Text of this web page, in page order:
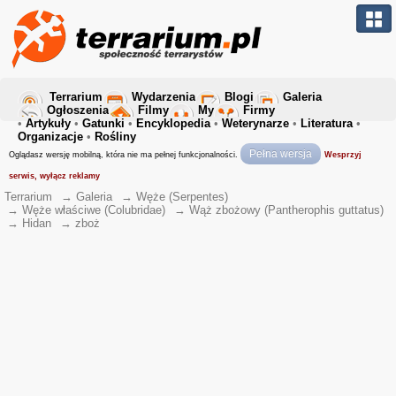
Terrarium Wydarzenia Blogi
Galeria
Ogłoszenia
Filmy My
Firmy
• Artykuły • Gatunki • Encyklopedia• Weterynarze • Literatura•
Organizacje • Rośliny
Oglądasz wersję mobilną, która nie ma pełnej funkcjonalności. Pełna wersja Wesprzyj
serwis, wyłącz reklamy
Terrarium → Galeria → Węże (Serpentes)
→ Węże właściwe (Colubridae) → Wąż zbożowy (Pantherophis guttatus)
→ Hidan → zboż